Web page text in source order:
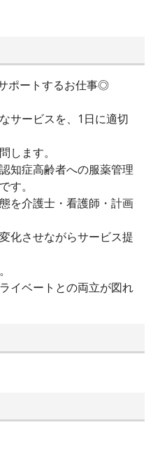
ポートするお仕事◎
サービスを、1日に適切
します。
知症高齢者への服薬管理
す。
を介護士・看護師・計画
化させながらサービス提
イベートとの両立が図れ